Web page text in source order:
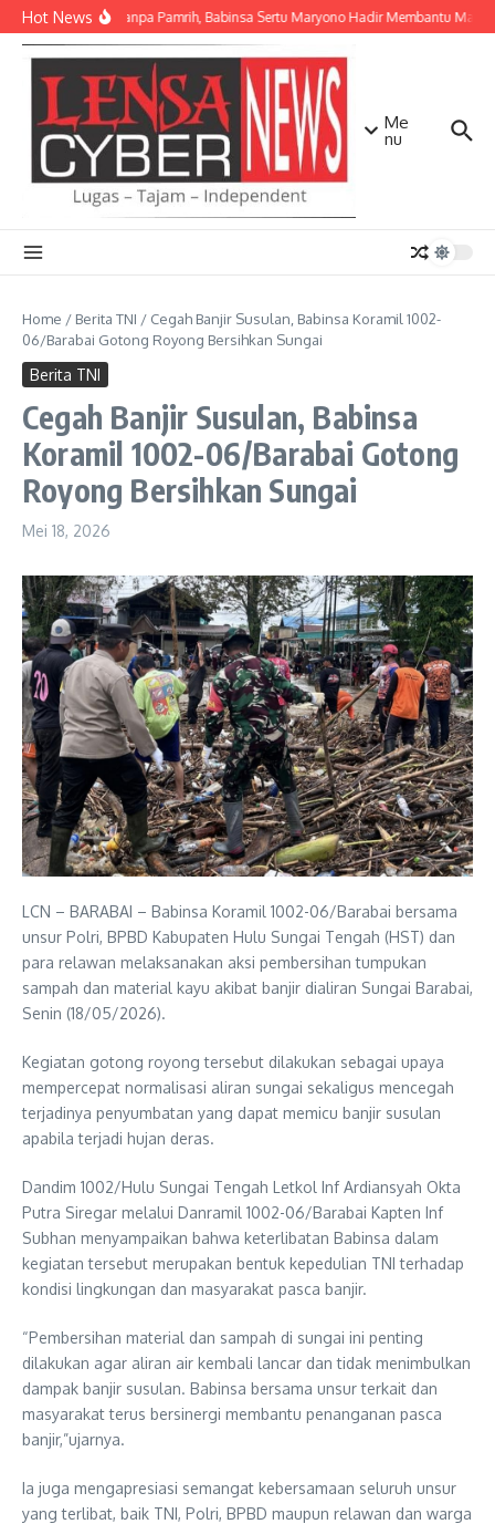
Lewati ke konten
Hot NewsIkhlas Tanpa Pamrih, Babinsa Sertu Maryono Hadir Membantu
Me
nu
Home / Berita TNI / Cegah Banjir Susulan, Babinsa Koramil 1002-
06/Barabai Gotong Royong Bersihkan Sungai
Berita TNI
Cegah Banjir Susulan, Babinsa
Koramil 1002-06/Barabai Gotong
Royong Bersihkan Sungai
Mei 18, 2026
LCN – BARABAI – Babinsa Koramil 1002-06/Barabai bersama
unsur Polri, BPBD Kabupaten Hulu Sungai Tengah (HST) dan
para relawan melaksanakan aksi pembersihan tumpukan
sampah dan material kayu akibat banjir dialiran Sungai Barabai,
Senin (18/05/2026).
Kegiatan gotong royong tersebut dilakukan sebagai upaya
mempercepat normalisasi aliran sungai sekaligus mencegah
terjadinya penyumbatan yang dapat memicu banjir susulan
apabila terjadi hujan deras.
Dandim 1002/Hulu Sungai Tengah Letkol Inf Ardiansyah Okta
Putra Siregar melalui Danramil 1002-06/Barabai Kapten Inf
Subhan menyampaikan bahwa keterlibatan Babinsa dalam
kegiatan tersebut merupakan bentuk kepedulian TNI terhadap
kondisi lingkungan dan masyarakat pasca banjir.
“Pembersihan material dan sampah di sungai ini penting
dilakukan agar aliran air kembali lancar dan tidak menimbulkan
dampak banjir susulan. Babinsa bersama unsur terkait dan
masyarakat terus bersinergi membantu penanganan pasca
banjir,”ujarnya.
Ia juga mengapresiasi semangat kebersamaan seluruh unsur
yang terlibat, baik TNI, Polri, BPBD maupun relawan dan warga